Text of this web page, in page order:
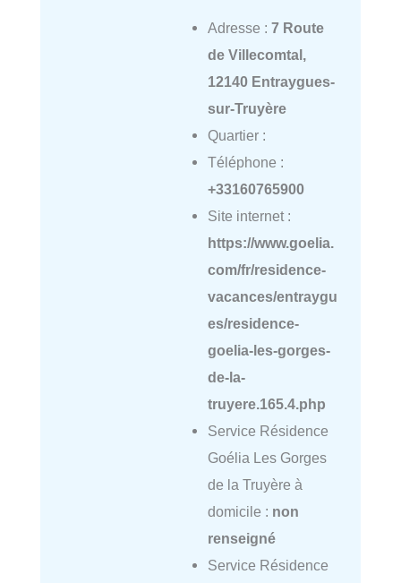
Adresse : 7 Route
de Villecomtal,
12140 Entraygues-
sur-Truyère
Quartier :
Téléphone :
+33160765900
Site internet :
https://www.goelia.
com/fr/residence-
vacances/entraygu
es/residence-
goelia-les-gorges-
de-la-
truyere.165.4.php
Service Résidence
Goélia Les Gorges
de la Truyère à
domicile : non
renseigné
Service Résidence